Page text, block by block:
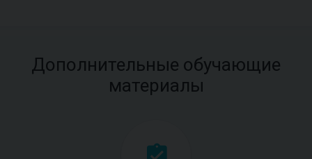
Дополнительные обучающие
материалы